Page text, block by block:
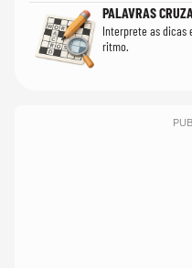
PALAVRAS
Interprete as dicas
ritmo.